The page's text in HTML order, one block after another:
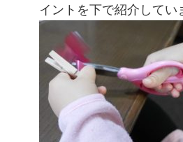
イントを下で紹介してい